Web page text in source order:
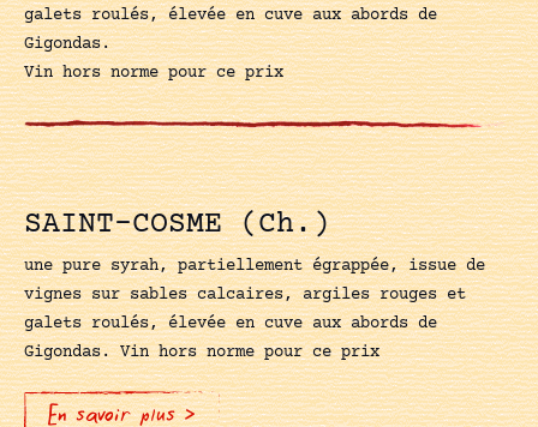
galets roulés, élevée en cuve aux abords de
Gigondas.
Vin hors norme pour ce prix
SAINT-COSME (Ch.)
une pure syrah, partiellement égrappée, issue de
vignes sur sables calcaires, argiles rouges et
galets roulés, élevée en cuve aux abords de
Gigondas. Vin hors norme pour ce prix
En savoir plus >